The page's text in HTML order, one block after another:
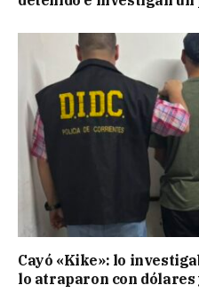
Cayó «Kike»: lo
lo atraparon con